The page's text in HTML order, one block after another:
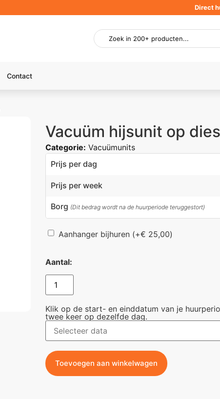
Direct
Contact
Vacuüm hijsunit op
Categorie: Vacuümunits
Prijs per dag
Prijs per week
Borg (Dit bedrag wordt na de huurperiode teruggestort)
Aanhanger bijhuren (+€ 25,00)
Aantal:
Klik op de start- en einddatum van je
twee keer op dezelfde dag.
Toevoegen aan winkelwagen